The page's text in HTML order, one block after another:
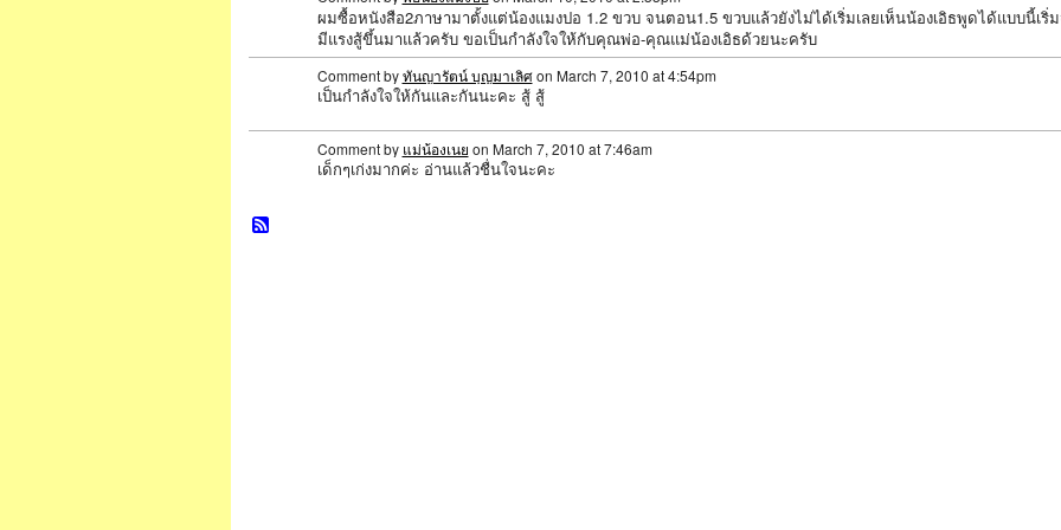
ผมซื้อหนังสือ2ภาษามาตั้งแต่น้องแมงปอ 1.2 ขวบ จนตอน1.5 ขวบแล้วยังไม่ได้เริ่มเลยเห็นน้องเอิธพูดได้แบบนี้เริ่
มีแรงสู้ขึ้นมาแล้วครับ ขอเป็นกำลังใจให้กับคุณพ่อ-คุณแม่น้องเอิธด้วยนะครับ
Comment byทันญารัตน์ บุญมาเลิศon March 7, 2010 at 4:54pm
เป็นกำลังใจให้กันและกันนะคะ สู้ สู้
Comment by แม่น้องเนย on March 7, 2010 at 7:46am
เด็กๆเก่งมากค่ะ อ่านแล้วชื่นใจนะคะ